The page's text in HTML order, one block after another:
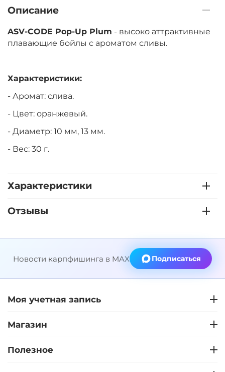
Описание
ASV-CODE Pop-Up Plum - высоко аттрактивные
плавающие бойлы с ароматом сливы.
Характеристики:
- Аромат: слива.
- Цвет: оранжевый.
- Диаметр: 10 мм, 13 мм.
- Вес: 30 г.
Характеристики
Отзывы
Новости карпфишинга в MAX Подписаться
Моя учетная запись
Магазин
Полезное